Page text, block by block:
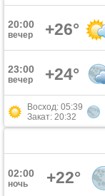
20:00
вечер +26°
23:00
вечер +24°
Восход: 05:39
Закат: 20:32
02:00
ночь +22°